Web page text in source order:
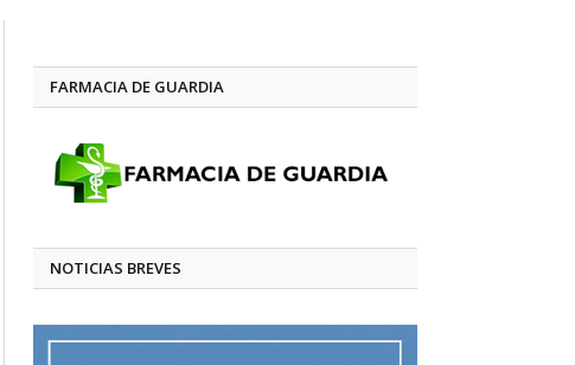
FARMACIA DE GUARDIA
NOTICIAS BREVES